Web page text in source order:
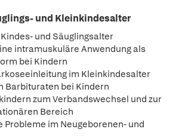
und Kleinkindesalter
und Säuglingsalter
intramuskuläre Anwendung als
bei Kindern
im Kleinkindesalter
Barbituraten bei Kindern
zum Verbandswechsel und zur
Bereich
im Neugeborenen- und